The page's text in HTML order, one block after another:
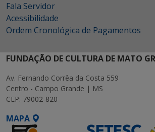
Fala Servidor
Acessibilidade
Ordem Cronológica de Pagamentos
FUNDAÇÃO DE CULTURA DE MATO
Av. Fernando Corrêa da Costa 559
Centro - Campo Grande | MS
CEP: 79002-820
MAPA